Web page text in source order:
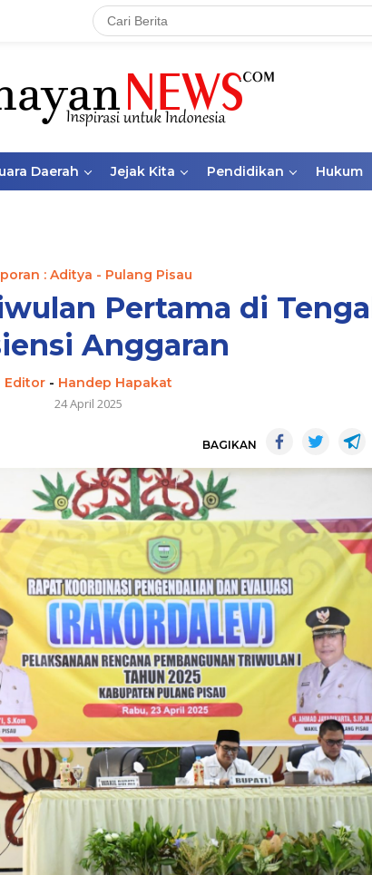
Daerah Jejak Kita Pendidikan Hukum
: Aditya - Pulang Pisau
Pertama di
Anggaran
Editor- Handep Hapakat
24 April 2025
BAGIKAN